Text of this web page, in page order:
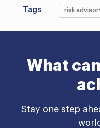
Tags risk
What
Stay one step